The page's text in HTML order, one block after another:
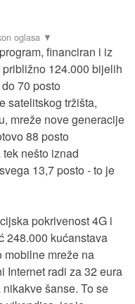
financiran i iz
124.000 bijelih
70 posto
satelitskog tržišta,
mreže nove generacije
88 posto
nešto iznad
13,7 posto - to je
pokrivenost 4G i
248.000 kućanstava
mobilne mreže na
Internet radi za 32 eura
šanse. To se